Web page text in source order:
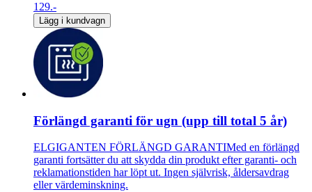
129.-
Lägg i kundvagn
Förlängd garanti för ugn (upp till total 5 år)
ELGIGANTEN FÖRLÄNGD GARANTIMed en förlängd
garanti fortsätter du att skydda din produkt efter garanti- och
reklamationstiden har löpt ut. Ingen självrisk, åldersavdrag
eller värdeminskning.